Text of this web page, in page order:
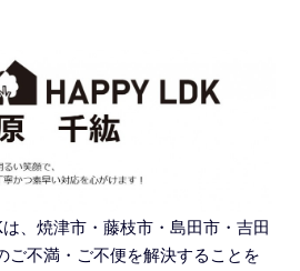
、焼津市・藤枝市・島田市・吉田
ご不満・ご不便を解決することを